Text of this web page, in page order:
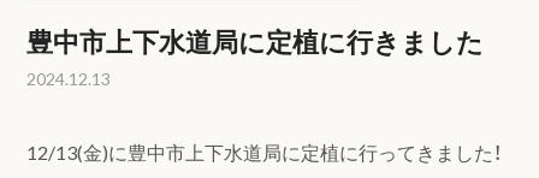
豊中市上下水道局に定植に行きました
2024.12.13
12/13(金)に豊中市上下水道局に定植に行ってきました！